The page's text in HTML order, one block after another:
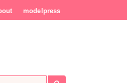
modelpress